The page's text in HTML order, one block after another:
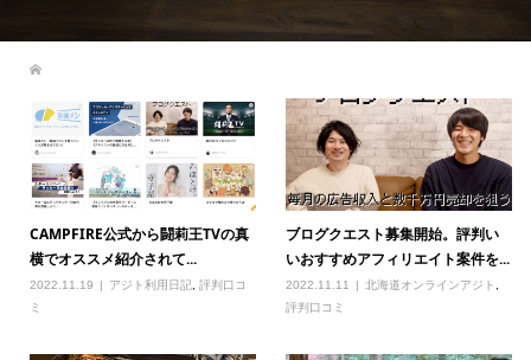
CAMPFIRE公式から闘莉王TVの真
横でオススメ紹介されて...
2022.11.19 アジト利用日記, 評判口コ
ミ
ブログクエスト募集開始。評判い
いおすすめアフィリエイト案件を...
2022.11.11 北海道オンラインアジト ,
評判口コミ